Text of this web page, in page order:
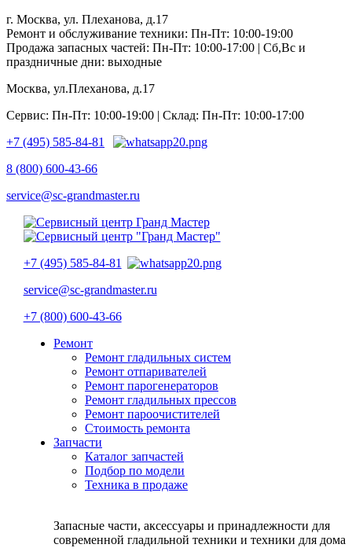
г. Москва, ул. Плеханова, д.17
Ремонт и обслуживание техники: Пн-Пт: 10:00-19:00
Продажа запасных частей: Пн-Пт: 10:00-17:00 | Сб,Вс и
праздничные дни: выходные
Москва, ул.Плеханова, д.17
Сервис: Пн-Пт: 10:00-19:00 | Склад: Пн-Пт: 10:00-17:00
+7 (495) 585-84-81
8 (800) 600-43-66
service@sc-grandmaster.ru
+7 (495) 585-84-81
service@sc-grandmaster.ru
+7 (800) 600-43-66
Ремонт
Ремонт гладильных систем
Ремонт отпаривателей
Ремонт парогенераторов
Ремонт гладильных прессов
Ремонт пароочистителей
Стоимость ремонта
Запчасти
Каталог запчастей
Подбор по модели
Техника в продаже
Запасные части, аксессуары и принадлежности для
современной гладильной техники и техники для дома